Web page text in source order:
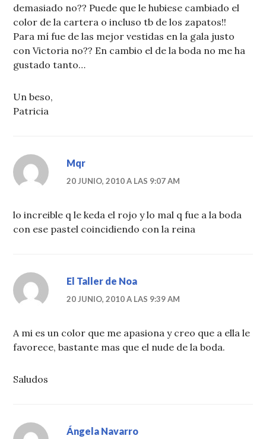
demasiado no?? Puede que le hubiese cambiado el
color de la cartera o incluso tb de los zapatos!!
Para mí fue de las mejor vestidas en la gala justo
con Victoria no?? En cambio el de la boda no me ha
gustado tanto…
Un beso,
Patricia
Mqr
20 JUNIO, 2010 A LAS 9:07 AM
lo increible q le keda el rojo y lo mal q fue a la boda
con ese pastel coincidiendo con la reina
El Taller de Noa
20 JUNIO, 2010 A LAS 9:39 AM
A mi es un color que me apasiona y creo que a ella le
favorece, bastante mas que el nude de la boda.
Saludos
Ángela Navarro